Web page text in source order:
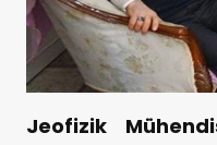
Jeofizik